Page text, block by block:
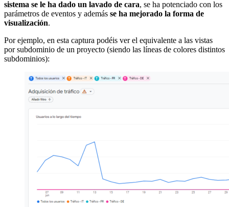
sistema se le ha dado un lavado de cara, se ha potenciado con los
parámetros de eventos y además se ha mejorado la forma de
visualización.
Por ejemplo, en esta captura podéis ver el equivalente a las vistas
por subdominio de un proyecto (siendo las líneas de colores distintos
subdominios):